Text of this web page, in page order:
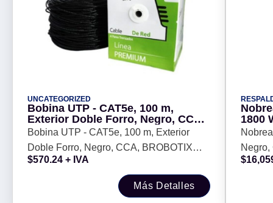
UNCATEGORIZED
Bobina UTP - CAT5e, 100 m,
Exterior Doble Forro, Negro, CCA,
BROBOTIX 055100
Bobina UTP - CAT5e, 100 m, Exterior
Doble Forro, Negro, CCA, BROBOTIX
055100
$570.24 + IVA
Más Detalles
1800
Negro,
$